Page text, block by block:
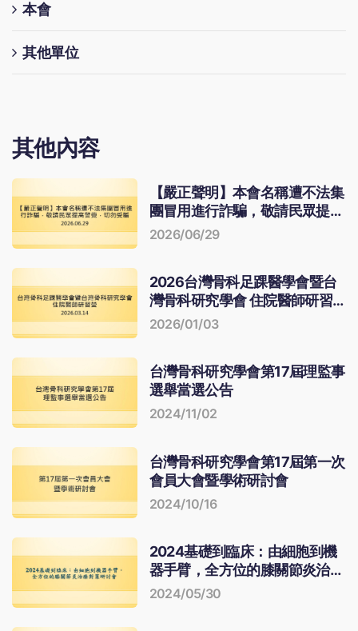
本會
其他單位
其他內容
【嚴正聲明】本會名稱遭不法集
團冒用進行詐騙，敬請民眾提高
警覺，切勿受騙
2026/06/29
2026台灣骨科足踝醫學會暨台
灣骨科研究學會 住院醫師研習
營
2026/01/03
台灣骨科研究學會第17屆理監事
選舉當選公告
2024/11/02
台灣骨科研究學會第17屆第一次
會員大會暨學術研討會
2024/10/16
2024基礎到臨床：由細胞到機
器手臂，全方位的膝關節炎治療
對策研討會
2024/05/30